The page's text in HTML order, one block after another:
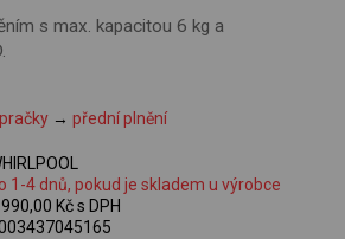
s max. kapacitou 6 kg a
pračky →přední plnění
1-4 dnů, pokud je skladem u výrobce
Kč s DPH